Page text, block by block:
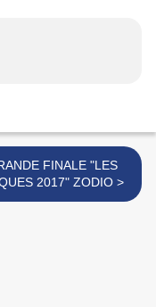
FINALE "LES
TOQUES 2017" ZODIO >